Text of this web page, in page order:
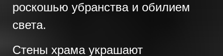
роскошью убранства и обилием
света.
Стены храма украшают